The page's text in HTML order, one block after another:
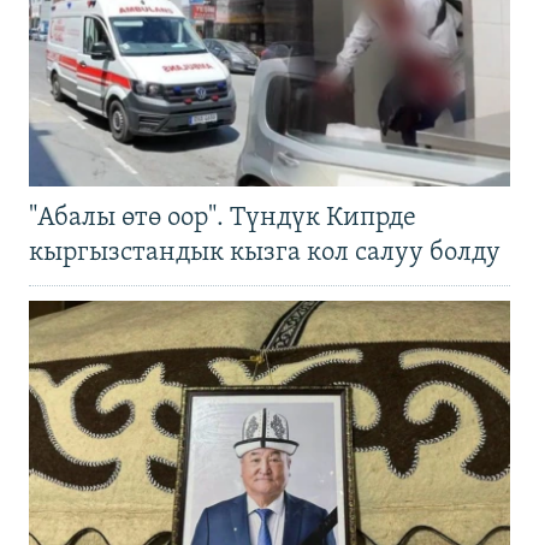
"Абалы өтө оор". Түндүк Кипрде
кыргызстандык кызга кол салуу болду